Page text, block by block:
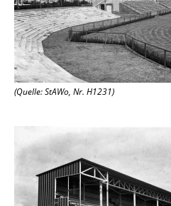
(Quelle: StAWo, Nr. H1231)